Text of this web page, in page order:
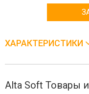
ХАРАКТЕРИСТИКИ
Alta Soft Товары